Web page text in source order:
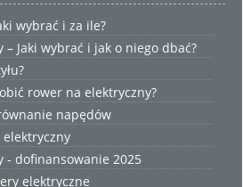
wybrać i za ile?
Jaki wybrać i jak o niego dbać?
rower na elektryczny?
napędów
- dofinansowanie 2025
elektryczne